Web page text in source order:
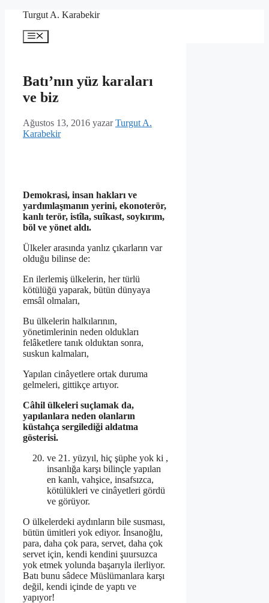
İçeriğeTurgut A. Karabekir
Menü
Batı’nın yüz karaları
ve biz
Ağustos 13, 2016 yazarTurgut A.
Karabekir
Demokrasi, insan hakları ve
yardımlaşmanın yerini, ekonoterör,
kanlı terör, istîla, suîkast, soykırım,
böl ve yönet aldı.
Ülkeler arasında yanlız çıkarların var
olduğu bilinse de:
En ilerlemiş ülkelerin, her türlü
kötülüğü yaparak, bütün dünyaya
emsâl olmaları,
Bu ülkelerin halkılarının,
yönetimlerinin neden oldukları
felâketlere tanık olduktan sonra,
suskun kalmaları,
Yapılan cinâyetlere ortak duruma
gelmeleri, gittikçe artıyor.
Câhil ülkeleri suçlamak da,
yapılanlara neden olanların
küstahça sergilediği aldatma
gösterisi.
ve 21. yüzyıl, hiç şüphe yok ki ,
insanlığa karşı bilinçle yapılan
en kanlı, vahşice, insafsızca,
kötülükleri ve cinâyetleri gördü
ve görüyor.
O ülkelerdeki aydınların bile susması,
bütün ümitleri yok ediyor. İnsanoğlu,
para, daha çok para, servet, daha çok
servet için, kendi kendini şuursuzca
yok etmek yolunda başarıyla ilerliyor.
Batı bunu sâdece Müslümanlara karşı
değil, kendi içinde de yaptı ve
yapıyor!